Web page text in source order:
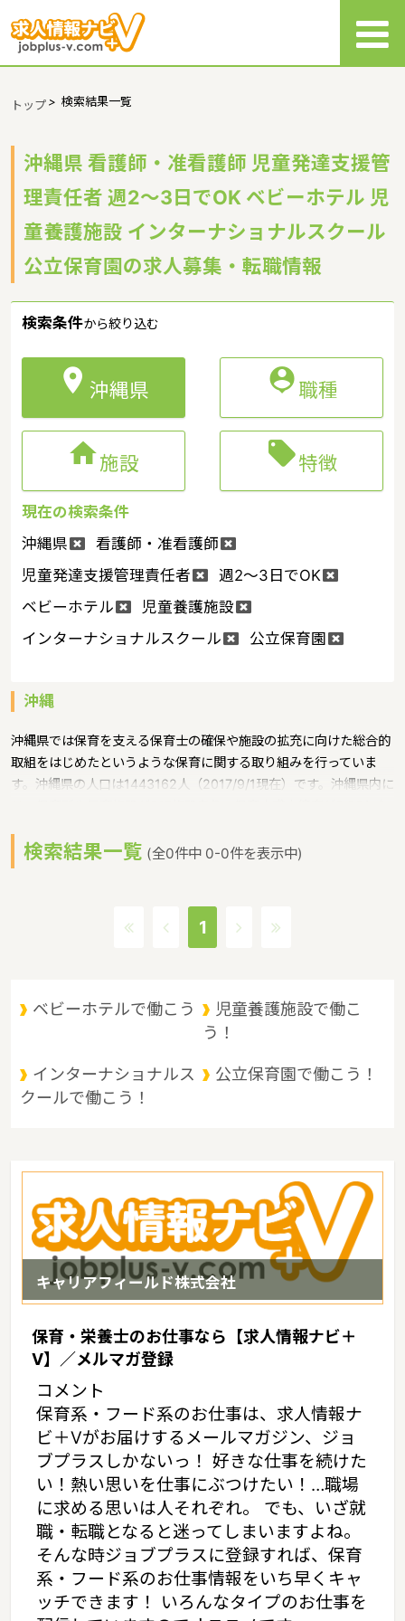
トップ> 検索結果一覧
沖縄県 看護師・准看護師 児童発達支援管
理責任者 週2～3日でOK ベビーホテル 児
童養護施設 インターナショナルスクール
公立保育園の求人募集・転職情報
検索条件から絞り込む
 沖縄県 職種
施設 特徴
現在の検索条件
沖縄県
看護師・准看護師
児童発達支援管理責任者
週2～3日でOK
ベビーホテル
児童養護施設
インターナショナルスクール
公立保育園
沖縄
沖縄県では保育を支える保育士の確保や施設の拡充に向けた総合的
取組をはじめたというような保育に関する取り組みを行っていま
す。沖縄県の人口は1443162人（2017/9/1現在）です。沖縄県内に
家賃相場：9.1万円（2017年10月賃貸住宅 D-room調べ）沖縄県
は、東京からは1600キロ。沖縄最西端の与那国島から台湾までは
然、文化、産業もこうした地理的環境に大きな影響を受けていると
検索結果一覧 (全0件中 0-0件を表示中)
1
ベビーホテルで働こう
児童養護施設で働こ
う！
インターナショナルス
クールで働こう！
公立保育園で働こう！
キャリアフィールド株式会社
保育・栄養士のお仕事なら【求人情報ナビ＋
V】／メルマガ登録
コメント
保育系・フード系のお仕事は、求人情報ナ
ビ＋Vがお届けするメールマガジン、ジョ
ブプラスしかないっ！ 好きな仕事を続けた
い！熱い思いを仕事にぶつけたい！…職場
に求める思いは人それぞれ。 でも、いざ就
職・転職となると迷ってしまいますよね。
そんな時ジョブプラスに登録すれば、保育
系・フード系のお仕事情報をいち早くキャ
ッチできます！ いろんなタイプのお仕事を